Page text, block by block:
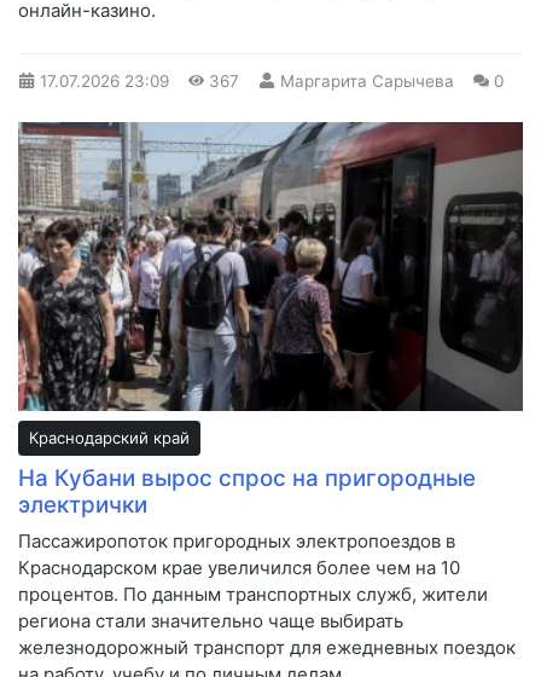
онлайн-казино.
17.07.2026 23:09 367 Маргарита Сарычева 0
Краснодарский край
На Кубани вырос спрос на пригородные
электрички
Пассажиропоток пригородных электропоездов в
Краснодарском крае увеличился более чем на 10
процентов. По данным транспортных служб, жители
региона стали значительно чаще выбирать
железнодорожный транспорт для ежедневных поездок